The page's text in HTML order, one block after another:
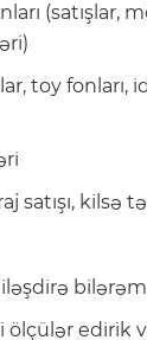
(satışlar,
toy fonları,
satışı, kilsə
edirik